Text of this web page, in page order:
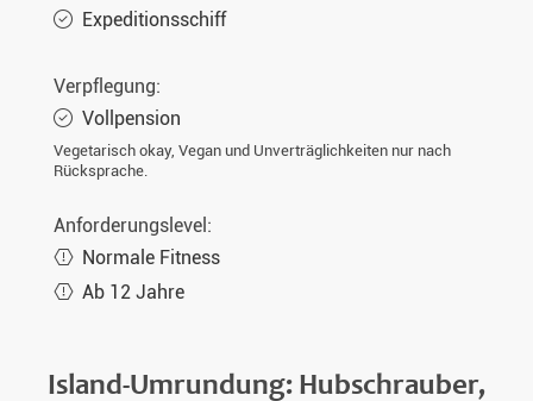
Expeditionsschiff
Verpflegung:
Vollpension
Vegetarisch okay, Vegan und Unverträglichkeiten nur nach
Rücksprache.
Anforderungslevel:
Normale Fitness
Ab 12 Jahre
Island-Umrundung: Hubschrauber,